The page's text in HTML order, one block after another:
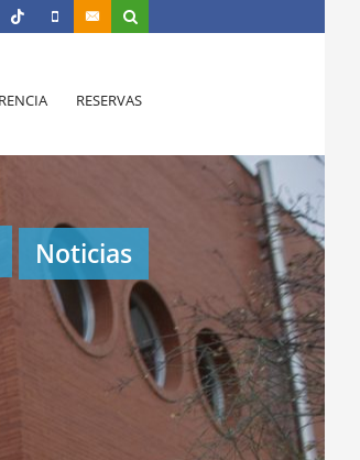
RESERVAS
Noticias